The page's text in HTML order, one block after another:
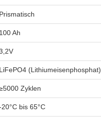
Prismatisch
100 Ah
LiFePO4 (Lithiumeisenphosphat)
Zyklen
20°C bis 65°C